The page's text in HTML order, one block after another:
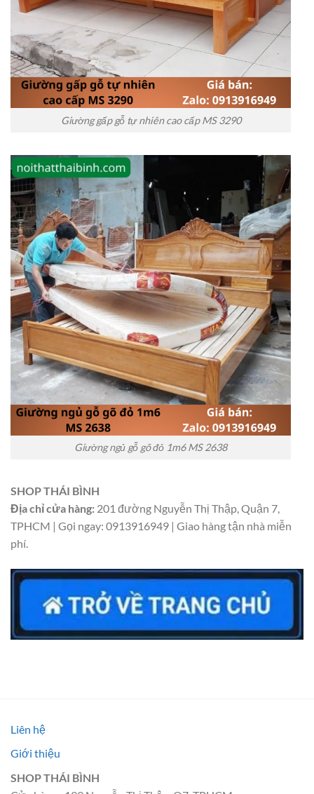
Giường gấp gỗ tự nhiên cao cấp MS 3290
Giường ngủ gỗ gõ đỏ 1m6 MS 2638
SHOP THÁI BÌNH
Địa chỉ cửa hàng: 201 đường Nguyễn Thị Thập, Quận 7,
TPHCM | Gọi ngay: 0913916949 | Giao hàng tận nhà miễn
phí.
Liên hệ
Giới thiệu
SHOP THÁI BÌNH